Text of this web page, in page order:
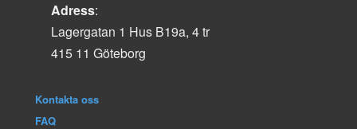
Adress:
Lagergatan 1 Hus B19a, 4 tr
415 11 Göteborg
Kontakta oss
FAQ